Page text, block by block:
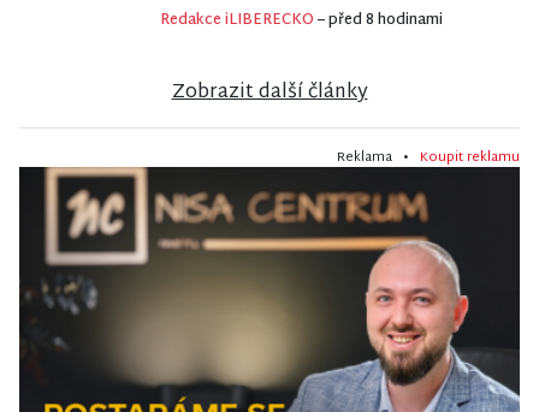
Redakce iLIBERECKO– před 8 hodinami
Zobrazit další články
Reklama • Koupit reklamu